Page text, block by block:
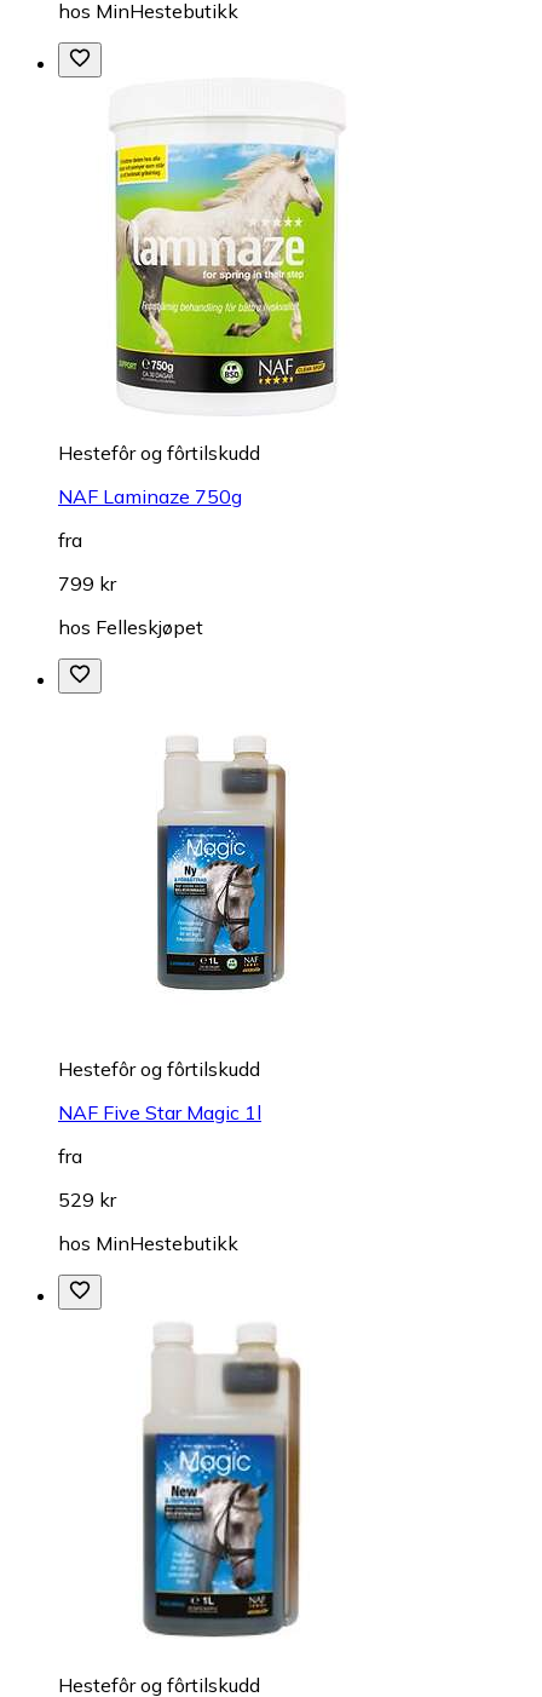
hos MinHestebutikk
Hestefôr og fôrtilskudd
NAF Laminaze 750g
fra
799 kr
hos Felleskjøpet
Hestefôr og fôrtilskudd
NAF Five Star Magic 1l
fra
529 kr
hos MinHestebutikk
Hestefôr og fôrtilskudd